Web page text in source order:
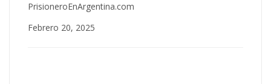
PrisioneroEnArgentina.com
Febrero 20, 2025